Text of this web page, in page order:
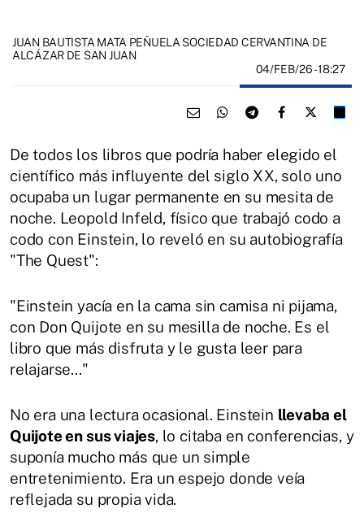
JUAN BAUTISTA MATA PEÑUELA SOCIEDAD CERVANTINA DE
ALCÁZAR DE SAN JUAN
04/FEB/26- 18:27
De todos los libros que podría haber elegido el
científico más influyente del siglo XX, solo uno
ocupaba un lugar permanente en su mesita de
noche. Leopold Infeld, físico que trabajó codo a
codo con Einstein, lo reveló en su autobiografía
"The Quest":
"Einstein yacía en la cama sin camisa ni pijama,
con Don Quijote en su mesilla de noche. Es el
libro que más disfruta y le gusta leer para
relajarse..."
No era una lectura ocasional. Einstein llevaba el
Quijote en sus viajes, lo citaba en conferencias, y
suponía mucho más que un simple
entretenimiento. Era un espejo donde veía
reflejada su propia vida.